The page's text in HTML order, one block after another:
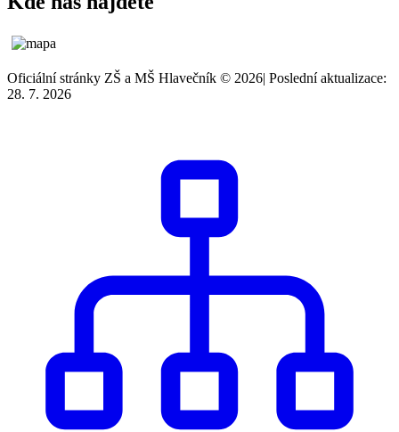
Oficiální stránky ZŠ a MŠ Hlavečník © 2026 Poslední aktualizace:
28. 7. 2026